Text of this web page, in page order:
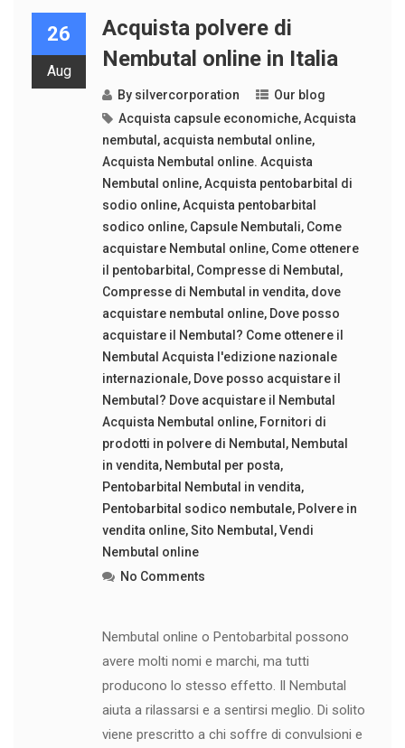
26
Aug
Acquista polvere di
Nembutal online in Italia
By silvercorporation
Our blog
Acquista capsule economiche,Acquista
nembutal , acquista nembutal online,
Acquista Nembutal online. Acquista
Nembutal online,Acquista pentobarbital di
sodio online,Acquista pentobarbital
sodico online, Capsule Nembutali, Come
acquistare Nembutal online, Come ottenere
il pentobarbital , Compresse di Nembutal ,
Compresse di Nembutal in vendita, dove
acquistare nembutal online, Dove posso
acquistare il Nembutal? Come ottenere il
Nembutal Acquista l'edizione nazionale
internazionale, Dove posso acquistare il
Nembutal? Dove acquistare il Nembutal
Acquista Nembutal online, Fornitori di
prodotti in polvere di Nembutal , Nembutal
in vendita, Nembutal per posta,
Pentobarbital Nembutal in vendita,
Pentobarbital sodico nembutale, Polvere in
vendita online,Sito Nembutal ,Vendi
Nembutal online
No Comments
Nembutal online o Pentobarbital possono
avere molti nomi e marchi, ma tutti
producono lo stesso effetto. Il Nembutal
aiuta a rilassarsi e a sentirsi meglio. Di solito
viene prescritto a chi soffre di convulsioni e